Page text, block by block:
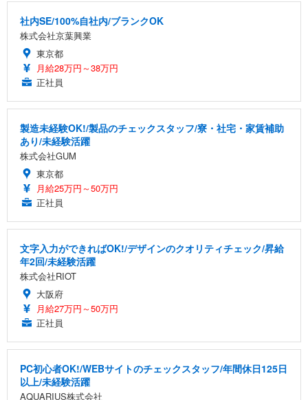
社内SE/100%自社内/ブランクOK
株式会社京葉興業
東京都
月給28万円～38万円
正社員
製造未経験OK!/製品のチェックスタッフ/寮・社宅・家賃補助
あり/未経験活躍
株式会社GUM
東京都
月給25万円～50万円
正社員
文字入力ができればOK!/デザインのクオリティチェック/昇給
年2回/未経験活躍
株式会社RIOT
大阪府
月給27万円～50万円
正社員
PC初心者OK!/WEBサイトのチェックスタッフ/年間休日125日
以上/未経験活躍
AQUARIUS株式会社